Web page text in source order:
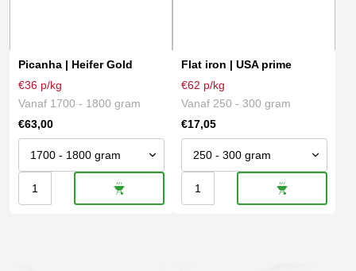
Picanha | Heifer Gold
€36 p/kg
Vanaf 1700 - 1800 gram
€63,00
Picanha
|
variaties.
Deze
optie
gekozen
worden
op
productpagina
Flat iron | USA prime
€62 p/kg
Vanaf 250 - 300 gram
€17,05
Flat
iron
variaties.
Deze
optie
gekozen
worden
op
productpagina